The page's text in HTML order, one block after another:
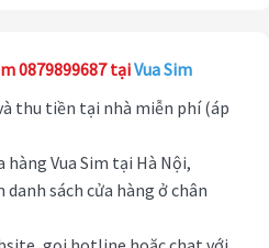
0879899687 tạiVua Sim
thu tiền tại nhà miễn phí (áp
hàng Vua Sim tại Hà Nội,
sách cửa hàng ở chân